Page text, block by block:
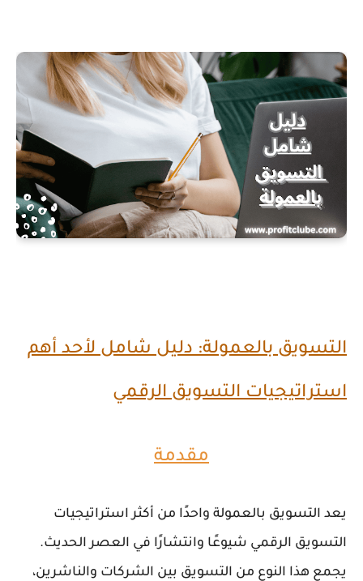
التسويق بالعمولة: دليل شامل لأحد أهم
استراتيجيات التسويق الرقمي
مقدمة
يعد التسويق بالعمولة واحدًا من أكثر استراتيجيات
التسويق الرقمي شيوعًا وانتشارًا في العصر الحديث.
يجمع هذا النوع من التسويق بين الشركات والناشرين،